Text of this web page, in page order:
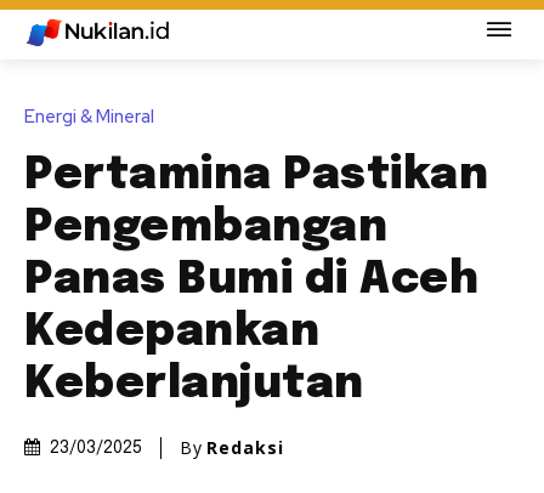
Energi & Mineral
Pertamina Pastikan
Pengembangan
Panas Bumi di Aceh
Kedepankan
Keberlanjutan
23/03/2025 By Redaksi